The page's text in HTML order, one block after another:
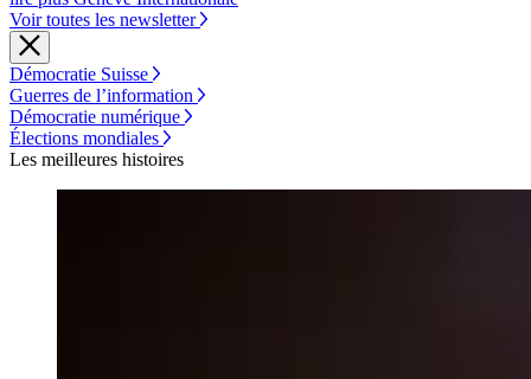
Voir toutes les newsletter
Démocratie Suisse
Guerres de l’information
Démocratie numérique
Élections mondiales
Les meilleures histoires